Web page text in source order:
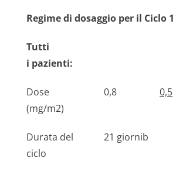
Regime di dosaggio per il Ciclo 1
Tutti
i pazienti:
Dose
(mg/m2)
0,8 0,5
Durata del
ciclo
21 giornib